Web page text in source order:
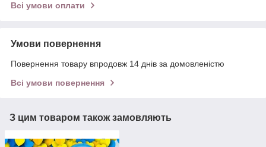
Всі умови оплати
Умови повернення
Повернення товару впродовж 14 днів за домовленістю
Всі умови повернення
З цим товаром також замовляють